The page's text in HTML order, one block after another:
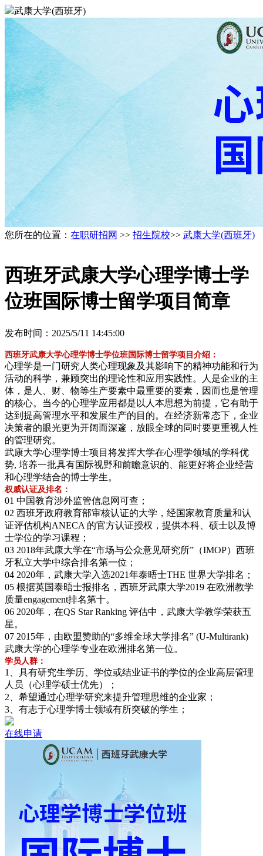
武康大学(西班牙)
您所在的位置： 在职研招网 >> 招生院校>> 武康大学(西班牙)
西班牙武康大学心理学博士学
位班国际博士留学项目简章
发布时间：2025/5/11 14:45:00
西班牙武康大学心理学博士学位班国际博士留学项目介绍：
心理学是一门研究人类心理现象及其影响下的精神功能和行为
活动的科学，兼顾突出的理论性和应用实践性。人是企业的主
体，是人、财、物等生产要素中最重要的要素，因而也是管理
的核心。当今的心理学应用都是以人本思想为前提，它有助于
达到提高管理水平和发展生产的目的。在经济新常态下，企业
决策者的眼光更为开阔而深邃，放眼全球的同时要更重视人性
的管理研究。
武康大学心理学博士项目将发挥大学在心理学领域的学科优
势, 培养一批具有国际视野和前瞻意识的、能更好将企业经营
和心理学结合的博士学生。
权威认证及排名：
01 中国教育涉外监管信息网可查；
02 西班牙政府教育部审核认证的大学，经国家教育质量和认
证评估机构ANECA 的官方认证授权，提供本科、硕士以及博
士学位的学习课程；
03 2018年武康大学在“市场与公众意见研究所”（IMOP）西班
牙私立大学中综合排名第一位；
04 2020年，武康大学入选2021年泰晤士THE 世界大学排名；
05 根据英国泰晤士报排名，西班牙武康大学2019 在欧洲教学
质量engagement排名第十。
06 2020年，在QS Star Ranking 评估中，武康大学教学荣获五
星。
07 2015年，由欧盟赞助的“多维全球大学排名” (U-Multirank)
武康大学的心理学专业在欧洲排名第一位。
学员人群：
1、具有研究生学历、学位或结业证书的学位的企业高层管理
人员（心理学硕士优先）；
2、希望通过心理学研究来提升管理思维的企业家；
3、有志于心理学博士领域有所突破的学生；
在线申请